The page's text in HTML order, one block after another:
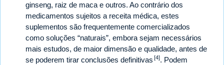
ginseng, raiz de maca e outros. Ao contrário dos
medicamentos sujeitos a receita médica, estes
suplementos são frequentemente comercializados
como soluções “naturais”, embora sejam necessários
mais estudos, de maior dimensão e qualidade, antes de
se poderem tirar conclusões definitivas [4]. Podem